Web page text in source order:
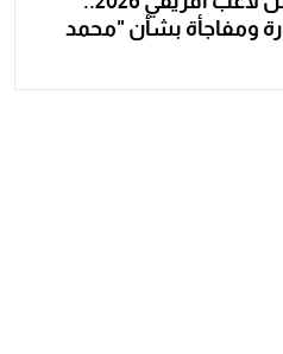
ومفاجأة بشأن "محمد